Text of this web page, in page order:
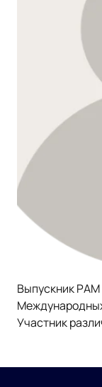
Выпускник
Участник